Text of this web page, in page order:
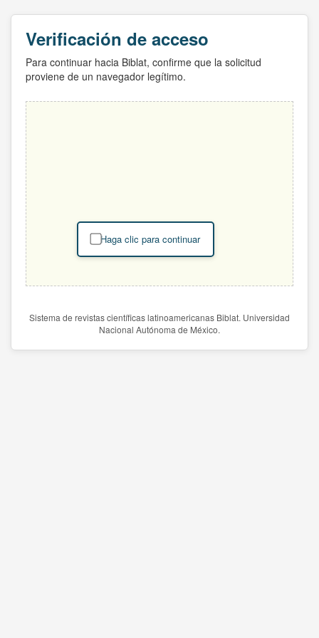
Verificación de acceso
Para continuar hacia Biblat, confirme que la solicitud
proviene de un navegador legítimo.
Haga clic para continuar
Sistema de revistas científicas latinoamericanas Biblat. Universidad
Nacional Autónoma de México.